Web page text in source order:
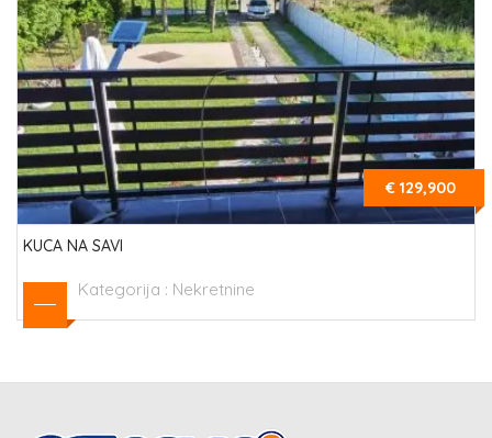
€ 129,900
KUCA NA SAVI
Kategorija : Nekretnine